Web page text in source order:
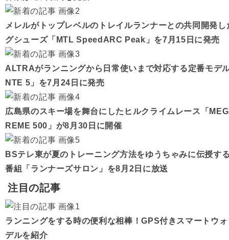
メレルがトップレベルのトレイルランナーとの共同開発し
グシューズ「MTL SpeedARC Peak」を7月15日に発売
ALTRAがランニングから日常使いまで対応する定番モデ
NTE 5」を7月24日に発売
広島県のスキー場を舞台にしたヒルクライムレース「
REME 500」が8月30日に開催
BSテレ東が夏のトレーニング方法をゆうちゃみに伝授す
番組「ランナーズサロン」を8月2日に放送
注目の記事
ランニングをする時の便利な相棒！GPS付きスマートウ
デルを紹介